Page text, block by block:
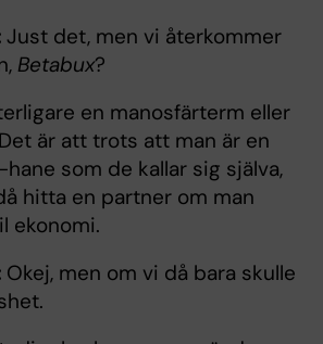
Just det, men vi återkommer
Betabux?
en manosfärterm eller
är att trots att man är en
som de kallar sig själva,
hitta en partner om man
ekonomi.
Okej, men om vi då bara skulle